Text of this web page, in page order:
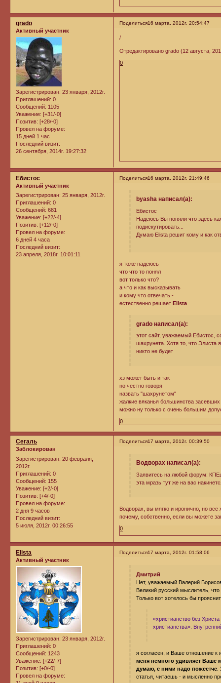
Поделиться16 марта, 2012г. 20:54:47
grado
Активный участник
Зарегистрирован: 23 января, 2012г.
Приглашений: 0
Сообщений: 1105
Уважение: [+31/-0]
Позитив: [+28/-0]
Провел на форуме:
15 дней 1 час
Последний визит:
26 сентября, 2014г. 19:27:32
/
Отредактировано grado (12 августа,
0
Поделиться16 марта, 2012г. 21:49:46
Ебистос
Активный участник
Зарегистрирован: 25 января, 2012г.
Приглашений: 0
Сообщений: 681
Уважение: [+22/-4]
Позитив: [+12/-0]
Провел на форуме:
6 дней 4 часа
Последний визит:
23 апреля, 2018г. 10:01:11
byasha написал(а):
Ебистос
Надеюсь Вы поняли что здесь
подискутировать...
Думаю Elista решит кому и как
я тоже надеюсь
что что то понял
вот только что?
а что и как высказывать
и кому что отвечать -
естественно решает Elista
grado написал(а):
этот сайт, уважаемый Ебистос,
шахрунета. Хотя то, что Элиста
никто не будет
хз может быть и так
но честно говоря
назвать "шахрунетом"
жалкие вяканья большинства
можно ну только с очень большим
0
Поделиться17 марта, 2012г. 00:39:50
Сегаль
Заблокирован
Зарегистрирован: 20 февраля,
2012г.
Приглашений: 0
Сообщений: 155
Уважение: [+2/-0]
Позитив: [+4/-0]
Провел на форуме:
2 дня 9 часов
Последний визит:
5 июля, 2012г. 00:26:55
Водворах написал(а):
Заявитесь на любой форум:
эта мразь тут же на вас
Водворах, вы мягко и иронично, но
почему, собственно, если вы можете
0
Поделиться17 марта, 2012г. 01:58:06
Elista
Активный участник
Зарегистрирован: 23 января, 2012г.
Приглашений: 0
Сообщений: 1243
Уважение: [+22/-7]
Позитив: [+0/-0]
Провел на форуме:
Дмитрий
Нет, уважаемый Валерий
Великий русский мыслитель,
Только вот хотелось бы
«христианство без
христианства».
я согласен, и Ваше отношение к
меня немного удивляет Ваше
думаю, с ними надо пожестче.
статья, читаешь - и мысленно